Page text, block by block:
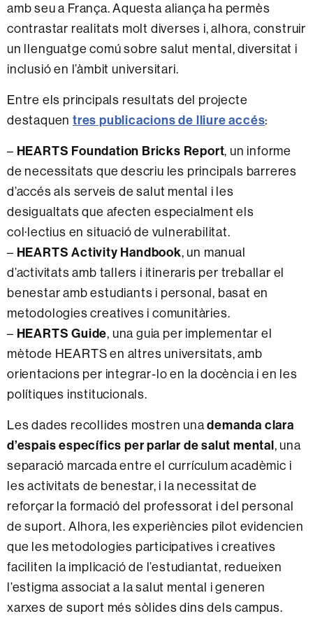
amb seu a França. Aquesta aliança ha permès
contrastar realitats molt diverses i, alhora, construir
un llenguatge comú sobre salut mental, diversitat i
inclusió en l’àmbit universitari.
Entre els principals resultats del projecte
destaquentres publicacions de lliure accés:
– HEARTS Foundation Bricks Report, un informe
de necessitats que descriu les principals barreres
d’accés als serveis de salut mental i les
desigualtats que afecten especialment els
col·lectius en situació de vulnerabilitat.
– HEARTS Activity Handbook, un manual
d’activitats amb tallers i itineraris per treballar el
benestar amb estudiants i personal, basat en
metodologies creatives i comunitàries.
– HEARTS Guide, una guia per implementar el
mètode HEARTS en altres universitats, amb
orientacions per integrar-lo en la docència i en les
polítiques institucionals.
Les dades recollides mostren unademanda clara
d’espais específics per parlar de salut mental, una
separació marcada entre el currículum acadèmic i
les activitats de benestar, i la necessitat de
reforçar la formació del professorat i del personal
de suport. Alhora, les experiències pilot evidencien
que les metodologies participatives i creatives
faciliten la implicació de l’estudiantat, redueixen
l’estigma associat a la salut mental i generen
xarxes de suport més sòlides dins dels campus.